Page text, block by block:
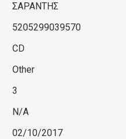
ΣΑΡΑΝΤΗΣ
5205299039570
CD
Other
3
N/A
02/10/2017